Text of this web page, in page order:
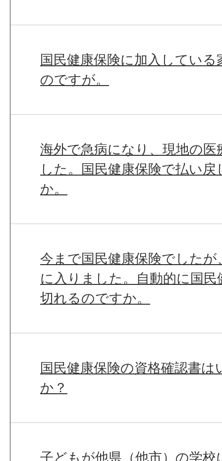
国民健康保険に加入してい
のですが。
海外で急病になり、現地の
した。国民健康保険で払い
か。
今まで国民健康保険でしたが
に入りました。自動的に国
切れるのですか。
国民健康保険の資格確認書
か？
子どもが他県（他市）の学